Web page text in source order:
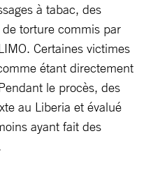
à tabac, des
torture commis par
Certaines victimes
étant directement
le procès, des
au Liberia et évalué
ayant fait des